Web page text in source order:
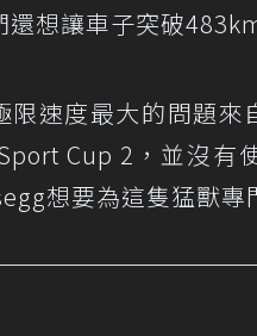
還想讓車子突破
限速度最大的問題來
Cup 2，並沒有
想要為這隻猛獸專